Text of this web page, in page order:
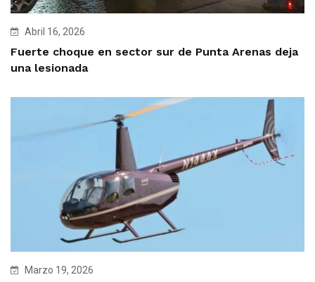
Abril 16, 2026
Fuerte choque en sector sur de Punta Arenas deja
una lesionada
Marzo 19, 2026